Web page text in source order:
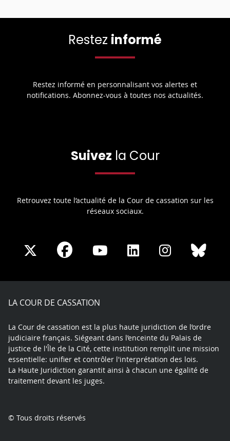
Restez informé
Restez informé en personnalisant vos alertes et
notifications. Abonnez-vous à toutes nos actualités.
Suivez la Cour
Retrouvez toute l’actualité de la Cour de cassation sur les
réseaux sociaux.
Share
X
Share
Facebook
Share
Youtube
Share
LinkedIn
Share
Instagram
LA COUR DE CASSATION
La Cour de cassation est la plus haute juridiction de l’ordre
judiciaire français. Siégeant dans l’enceinte du Palais de
justice de l'Île de la Cité, cette institution remplit une mission
essentielle: unifier et contrôler l'interprétation des lois.
La Haute Juridiction garantit ainsi à chacun une égalité de
traitement devant les juges.
© Tous droits réservés